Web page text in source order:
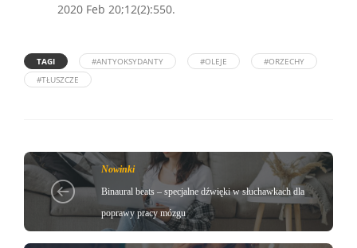
2020 Feb 20;12(2):550.
TAGI #ANTYOKSYDANTY #OLEJE
#ORZECHY
#TŁUSZCZE
Nowinki
Binaural beats – specjalne dźwięki w słuchawkach dla
poprawy pracy mózgu